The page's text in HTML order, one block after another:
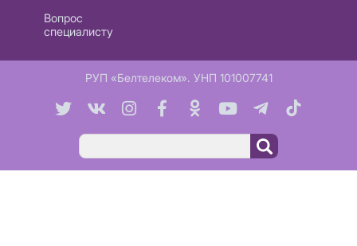
Вопрос
специалисту
РУП «Белтелеком». УНП 101007741
Поиск